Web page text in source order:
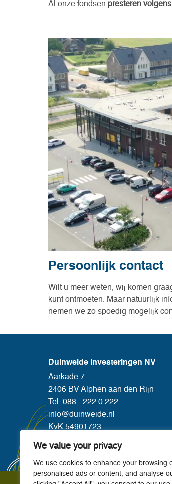
We value your privacy
We use cookies to enhance your browsing
personalised ads or content, and analyse
Al onze fondsen presteren
Persoonlijk contact
Wilt u meer weten, wij komen
kunt ontmoeten. Maar natuurlijk
nemen we zo spoedig mogelijk
Duinweide Investeringen NV
Aarkade 7
2406 BV Alphen aan den Rijn
Tel. 088 - 222 0 222
info@duinweide.nl
KvK 54901723